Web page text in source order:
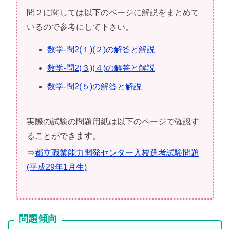
問２に関しては以下のページに解説をまとめて
いるので参考にして下さい。
数学-問2(１)(２)の解答と解説
数学-問2(３)(４)の解答と解説
数学-問2(５)の解答と解説
実際の試験の問題用紙は以下のページで確認す
ることができます。
⇒都立職業能力開発センター入校選考試験問題
(平成29年1月生)
問題傾向